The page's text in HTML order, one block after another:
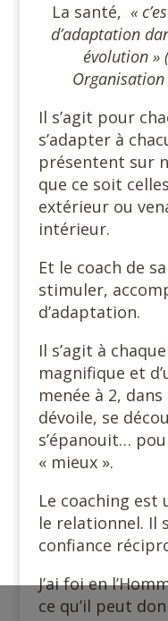
La santé, «
d’adaptation
évolution »
Il s’agit pour
s’adapter à
présentent sur
que ce soit
extérieur ou
intérieur.
Et le coach de
stimuler,
d’adaptation.
Il s’agit à
magnifique et
menée à 2,
dévoile, se
s’épanouit…
« mieux ».
Le coaching est
le relationnel. Il
confiance
J’ai foi en
ce qu’il peut